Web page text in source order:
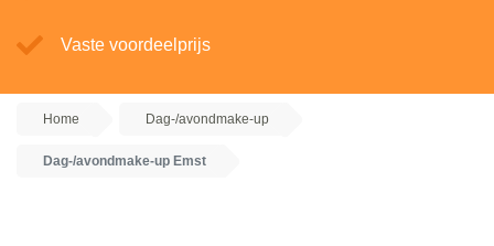
Vaste voordeelprijs
Home Dag-/avondmake-up
Dag-/avondmake-up Emst